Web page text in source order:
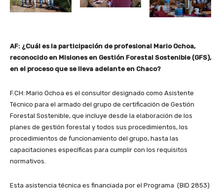
AF: ¿Cuál es la participación de profesional Mario Ochoa,
reconocido en Misiones en Gestión Forestal Sostenible (GFS),
en el proceso que se lleva adelante en Chaco?
F.CH: Mario Ochoa es el consultor designado como Asistente
Técnico para el armado del grupo de certificación de Gestión
Forestal Sostenible, que incluye desde la elaboración de los
planes de gestión forestal y todos sus procedimientos, los
procedimientos de funcionamiento del grupo, hasta las
capacitaciones específicas para cumplir con los requisitos
normativos.
Esta asistencia técnica es financiada por el Programa (BID 2853)